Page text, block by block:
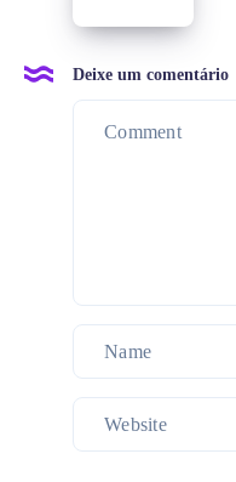
Deixe um comentário